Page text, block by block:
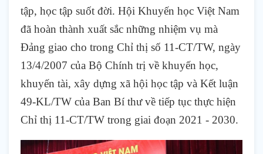
tập, học tập suốt đời. Hội Khuyến học Việt Nam
đã hoàn thành xuất sắc những nhiệm vụ mà
Đảng giao cho trong Chỉ thị số 11-CT/TW, ngày
13/4/2007 của Bộ Chính trị về khuyến học,
khuyến tài, xây dựng xã hội học tập và Kết luận
49-KL/TW của Ban Bí thư về tiếp tục thực hiện
Chỉ thị 11-CT/TW trong giai đoạn 2021 - 2030.